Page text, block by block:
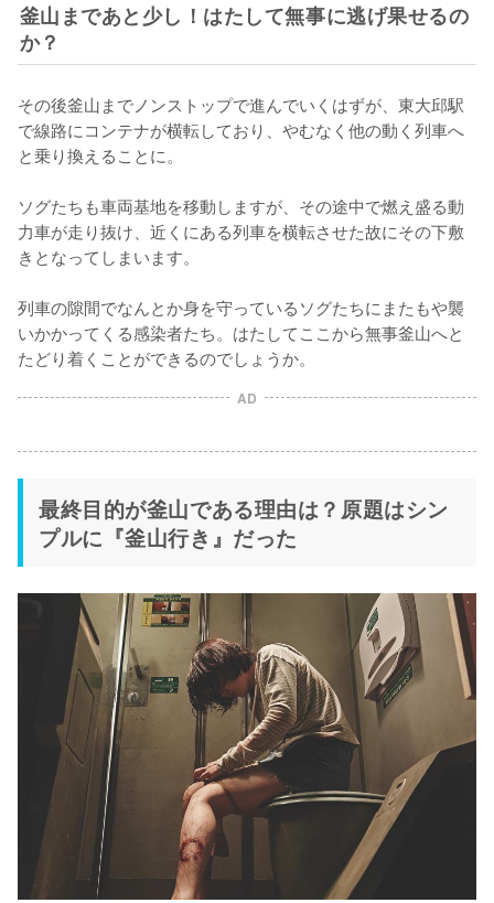
釜山まであと少し！はたして無事に逃げ果せるの
か？
その後釜山までノンストップで進んでいくはずが、東大邱駅
で線路にコンテナが横転しており、やむなく他の動く列車へ
と乗り換えることに。
ソグたちも車両基地を移動しますが、その途中で燃え盛る動
力車が走り抜け、近くにある列車を横転させた故にその下敷
きとなってしまいます。
列車の隙間でなんとか身を守っているソグたちにまたもや襲
いかかってくる感染者たち。はたしてここから無事釜山へと
たどり着くことができるのでしょうか。
AD
最終目的が釜山である理由は？原題はシン
プルに『釜山行き』だった